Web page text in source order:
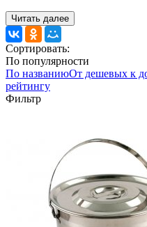
Читать далее
Сортировать:
По популярности
По названиюОт дешевых к
рейтингу
Фильтр